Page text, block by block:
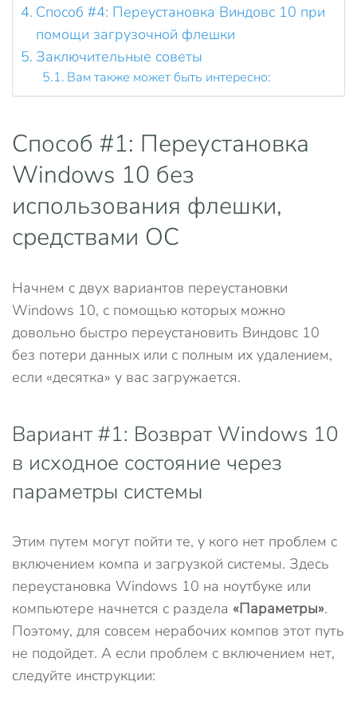
Способ #4: Переустановка Виндовс 10 при
помощи загрузочной флешки
Заключительные советы
Вам также может быть интересно:
Способ #1: Переустановка
Windows 10 без
использования флешки,
средствами ОС
Начнем с двух вариантов переустановки
Windows 10, с помощью которых можно
довольно быстро переустановить Виндовс 10
без потери данных или с полным их удалением,
если «десятка» у вас загружается.
Вариант #1: Возврат Windows 10
в исходное состояние через
параметры системы
Этим путем могут пойти те, у кого нет проблем с
включением компа и загрузкой системы. Здесь
переустановка Windows 10 на ноутбуке или
компьютере начнется с раздела «Параметры».
Поэтому, для совсем нерабочих компов этот путь
не подойдет. А если проблем с включением нет,
следуйте инструкции: